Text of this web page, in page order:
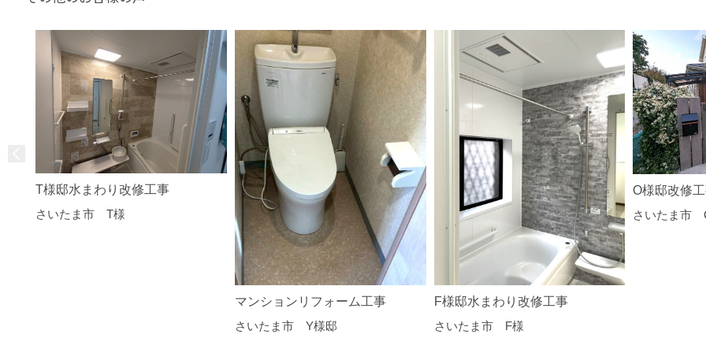
T様邸水まわり改修工事
さいたま市 T様
マンションリフォーム工事
さいたま市 Y様邸
F様邸水まわり改修工事
さいたま市 F様
O様邸改修
さいたま市